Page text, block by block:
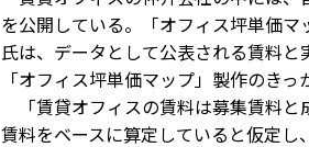
を公開している。「オフィス坪単価
氏は、データとして公表される賃料と
「オフィス坪単価マップ」製作のきっ
「賃貸オフィスの賃料は募集賃料と
賃料をベースに算定していると仮定